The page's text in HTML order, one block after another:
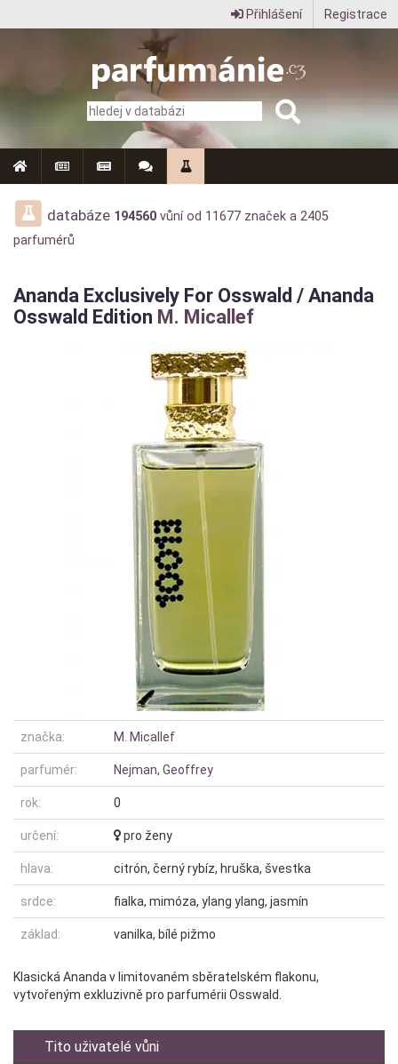
Přihlášení Registrace
Parfumanie.cz
–
vše
o
vůních,
parfémech
a
aromaterapii
databáze 194560 vůní od 11677 značek a 2405
parfumérů
Ananda Exclusively For Osswald / Ananda
Osswald Edition M. Micallef
značka: M. Micallef
parfumér: Nejman, Geoffrey
rok: 0
určení: pro ženy
hlava: citrón, černý rybíz, hruška, švestka
srdce: fialka, mimóza, ylang ylang, jasmín
základ: vanilka, bílé pižmo
Klasická Ananda v limitovaném sběratelském flakonu,
vytvořeným exkluzivně pro parfumérii Osswald.
Tito uživatelé vůni